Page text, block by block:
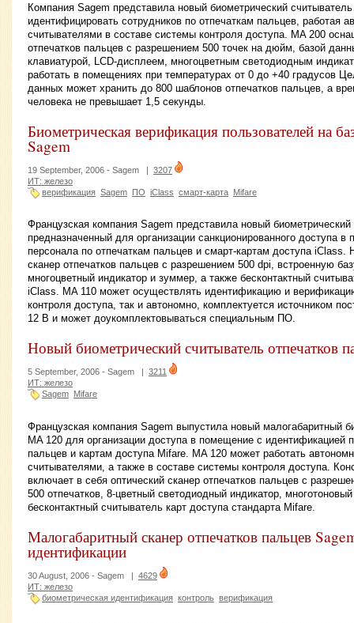
Компания Sagem представила новый биометрический
идентифицировать сотрудников по отпечаткам пальцев, работая
считывателями в составе системы контроля доступа. MA 200
отпечатков пальцев с разрешением 500 точек на дюйм, базой
клавиатурой, LCD-дисплеем, многоцветным светодиодным
работать в помещениях при температурах от 0 до +40 градусов
данных может хранить до 800 шаблонов отпечатков пальцев, а
человека не превышает 1,5 секунды.
Биометрическая верификация пользователей на
Sagem
19 September, 2006 - Sagem | 3207
ИТ: железо
верификация Sagem ПО iClass смарт-карта Mifare
Французская компания Sagem представила новый
предназначенный для организации санкционированного доступа
персонала по отпечаткам пальцев и смарт-картам доступа iClass.
сканер отпечатков пальцев с разрешением 500 dpi, встроенную
многоцветный индикатор и зуммер, а также бесконтактный
iClass. MA 110 может осуществлять идентификацию и
контроля доступа, так и автономно, комплектуется источником
12 В и может доукомплектовываться специальным ПО.
Новый биометрический считыватель отпечатков
5 September, 2006 - Sagem | 3211
ИТ: железо
Sagem Mifare
Французская компания Sagem выпустила новый малогабаритный
MA 120 для организации доступа в помещение с идентификацией
пальцев и картам доступа Mifare. MA 120 может работать
считывателями, а также в составе системы контроля доступа.
включает в себя оптический сканер отпечатков пальцев с
500 отпечатков, 8-цветный светодиодный индикатор,
бесконтактный считыватель карт доступа стандарта Mifare.
Малогабаритный сканер отпечатков пальцев
идентификации
30 August, 2006 - Sagem | 4629
ИТ: железо
биометрическая идентификация контроль верификация